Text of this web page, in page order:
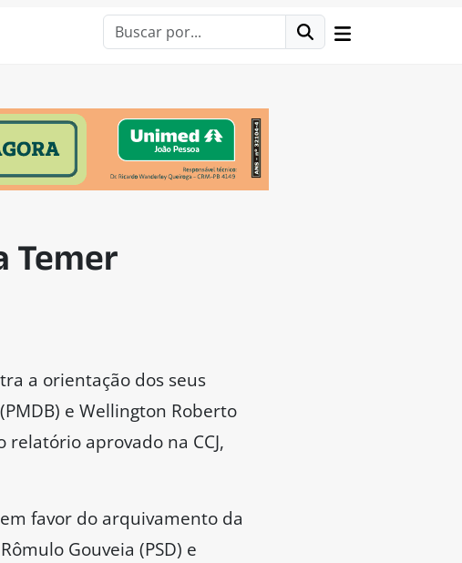
Temer
a orientação dos seus
e Wellington Roberto
aprovado na CCJ,
favor do arquivamento da
Gouveia (PSD) e